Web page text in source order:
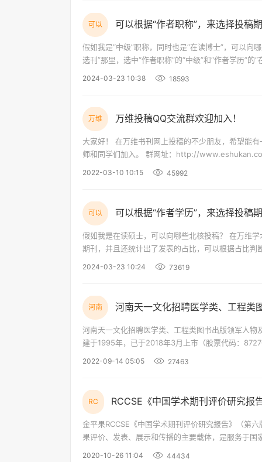
可以 可以根据“作者职称”，来选择投稿
假如我是“中级”职称，同时也是“在读博士”，可以向哪些C刊投稿？ 首先来到万维学术：
选刊”那里，选中“作者职称”的“中级”和“作者学历”
2024-03-23 10:38 18593
万维 万维投稿QQ交流群欢迎加入！
大家好！ 在万维书刊网上投稿的不少朋友，希望能有一个属于大家的空间，以便相互交流学习，为此，我们又新添加了多个Q群，欢迎老
师和同学们加入。 群网址：http://
2022-03-10 10:15 45992
可以 可以根据“作者学历”，来选择投稿
假如我是在读硕士，可以向哪些北核投稿？ 在万维学术的“投稿选刊”那里，选中“在读硕士”和“北核”，就可以搜出在读研究生发表过的北核
期刊，并且还统计出了发表的占比，可以根据占比判断发表的可能性大小。 万维学术实现了根
2024-03-23 10:24 73619
河南 河南天一文化招聘医学类、工程类
河南天一文化招聘医学类、工程类图书出版领军人物及相关编辑、技术负责人等岗位
建于1995年，已于2018年3月上市（股票代码：
2022-09-14 05:05 27463
RC RCCSE《中国学术期刊评价研究报
金平果RCCSE《中国学术期刊评价研究报告》（第六版）新鲜出炉 —其权威和核心期刊可作为科教评价数
果评价、发表、展示和传播的主要载体，是服务于
2020-10-26 11:04 44434